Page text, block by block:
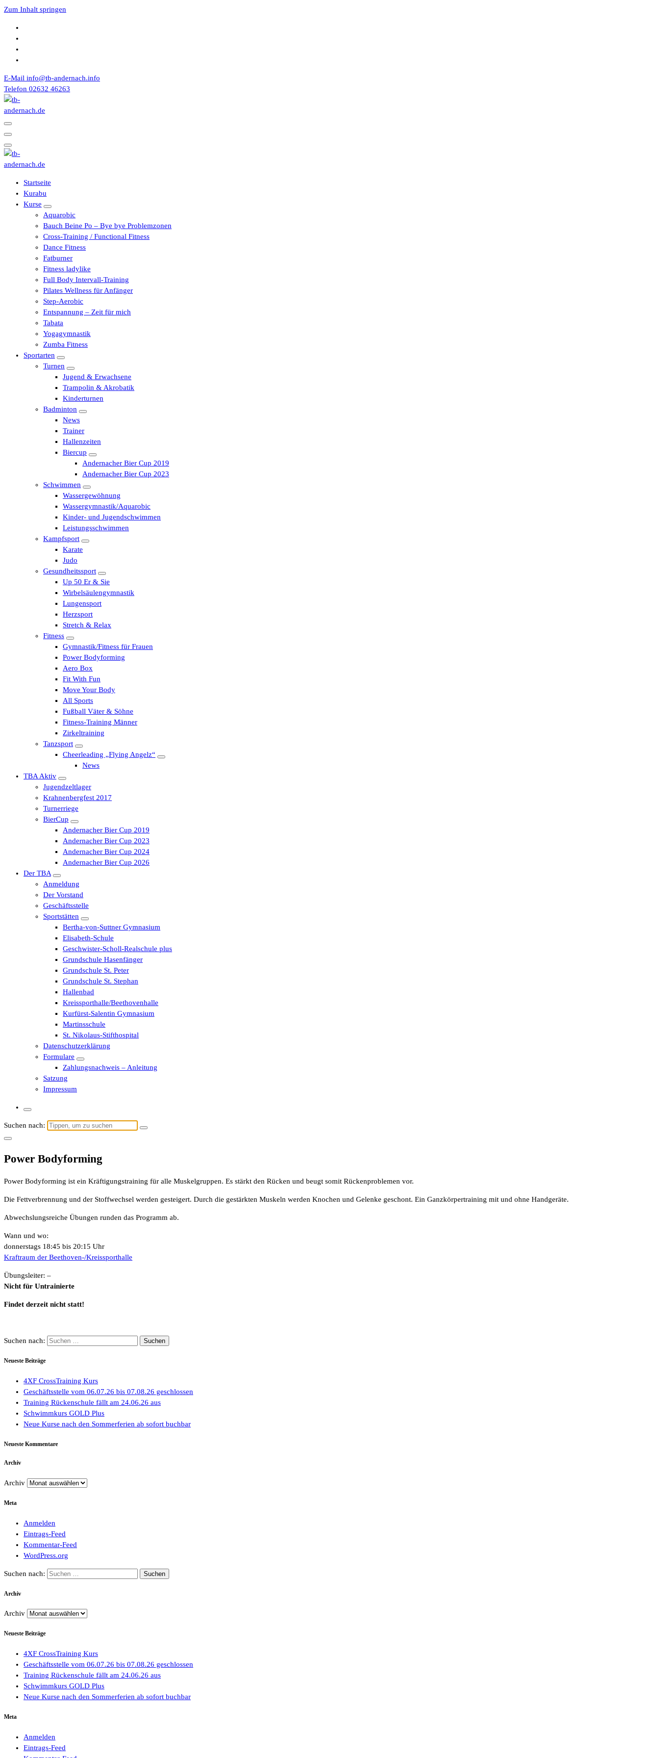
Zum Inhalt springen
E-Mail info@tb-andernach.info
Telefon 02632 46263
Turnerbund 1867 e.V. Andernach
Startseite
Kurabu
Kurse
Aquarobic
Bauch Beine Po – Bye bye Problemzonen
Cross-Training / Functional Fitness
Dance Fitness
Fatburner
Fitness ladylike
Full Body Intervall-Training
Pilates Wellness für Anfänger
Step-Aerobic
Entspannung – Zeit für mich
Tabata
Yogagymnastik
Zumba Fitness
Sportarten
Turnen
Jugend & Erwachsene
Trampolin & Akrobatik
Kinderturnen
Badminton
News
Trainer
Hallenzeiten
Biercup
Andernacher Bier Cup 2019
Andernacher Bier Cup 2023
Schwimmen
Wassergewöhnung
Wassergymnastik/Aquarobic
Kinder- und Jugendschwimmen
Leistungsschwimmen
Kampfsport
Karate
Judo
Gesundheitssport
Up 50 Er & Sie
Wirbelsäulengymnastik
Lungensport
Herzsport
Stretch & Relax
Fitness
Gymnastik/Fitness für Frauen
Power Bodyforming
Aero Box
Fit With Fun
Move Your Body
All Sports
Fußball Väter & Söhne
Fitness-Training Männer
Zirkeltraining
Tanzsport
Cheerleading „Flying Angelz“
News
TBA Aktiv
Jugendzeltlager
Krahnenbergfest 2017
Turnerriege
BierCup
Andernacher Bier Cup 2019
Andernacher Bier Cup 2023
Andernacher Bier Cup 2024
Andernacher Bier Cup 2026
Der TBA
Anmeldung
Der Vorstand
Geschäftsstelle
Sportstätten
Bertha-von-Suttner Gymnasium
Elisabeth-Schule
Geschwister-Scholl-Realschule plus
Grundschule Hasenfänger
Grundschule St. Peter
Grundschule St. Stephan
Hallenbad
Kreissporthalle/Beethovenhalle
Kurfürst-Salentin Gymnasium
Martinsschule
St. Nikolaus-Stifthospital
Datenschutzerklärung
Formulare
Zahlungsnachweis – Anleitung
Satzung
Impressum
Suchen nach:
Power Bodyforming
Power Bodyforming ist ein Kräftigungstraining für alle Muskelgruppen. Es stärkt den Rücken und beugt somit Rückenproblemen vor.
Die Fettverbrennung und der Stoffwechsel werden gesteigert. Durch die gestärkten Muskeln werden Knochen und Gelenke geschont. Ein Ganzkörpertraining mit und ohne Handgeräte.
Abwechslungsreiche Übungen runden das Programm ab.
Wann und wo:
donnerstags 18:45 bis 20:15 Uhr
Kraftraum der Beethoven-/Kreissporthalle
Übungsleiter: –
Nicht für Untrainierte
Findet derzeit nicht statt!
Suchen nach:
Neueste Beiträge
4XF CrossTraining Kurs
Geschäftsstelle vom 06.07.26 bis 07.08.26 geschlossen
Training Rückenschule fällt am 24.06.26 aus
Schwimmkurs GOLD Plus
Neue Kurse nach den Sommerferien ab sofort buchbar
Neueste Kommentare
Archiv
Archiv
Meta
Anmelden
Eintrags-Feed
Kommentar-Feed
WordPress.org
Suchen nach:
Archiv
Archiv
Neueste Beiträge
4XF CrossTraining Kurs
Geschäftsstelle vom 06.07.26 bis 07.08.26 geschlossen
Training Rückenschule fällt am 24.06.26 aus
Schwimmkurs GOLD Plus
Neue Kurse nach den Sommerferien ab sofort buchbar
Meta
Anmelden
Eintrags-Feed